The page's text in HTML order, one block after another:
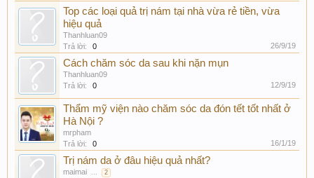
Top các loại quả trị nám tại nhà vừa rẻ tiền, vừa
hiệu quả
Thanhluan09
Trả lời:
0 26/9/19
Cách chăm sóc da sau khi nặn mụn
Thanhluan09
Trả lời:
0 12/9/19
Thẩm mỹ viện nào chăm sóc da đón tết tốt nhất ở
Hà Nội ?
mrpham
Trả lời:
0 16/1/19
Trị nám da ở đâu hiệu quả nhất?
maimai ... 2